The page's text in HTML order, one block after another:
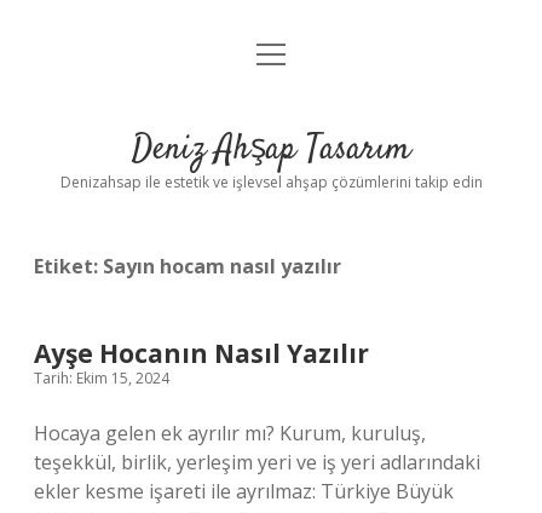
Anasayfa
Yasal Uyarı
menüyü
Deniz Ahşap Tasarım
Denizahsap ile estetik ve işlevsel ahşap çözümlerini takip edin
Etiket: Sayın hocam nasıl yazılır
Ayşe Hocanın Nasıl Yazılır
Tarih: Ekim 15, 2024
Hocaya gelen ek ayrılır mı? Kurum, kuruluş,
teşekkül, birlik, yerleşim yeri ve iş yeri adlarındaki
ekler kesme işareti ile ayrılmaz: Türkiye Büyük